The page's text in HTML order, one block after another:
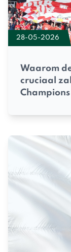
28-05-2026
Waarom
cruciaal